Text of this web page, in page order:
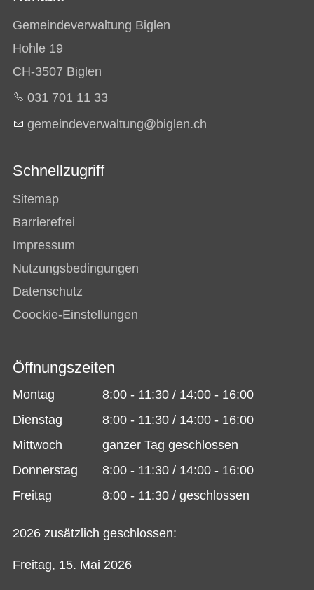
Gemeindeverwaltung Biglen
Hohle 19
CH-3507 Biglen
031 701 11 33
g m nd v rw lt ng b gl n ch
Schnellzugriff
Sitemap
Barrierefrei
Impressum
Nutzungsbedingungen
Datenschutz
Coockie-Einstellungen
Öffnungszeiten
Montag
8:00 - 11:30 / 14:00 - 16:00
Dienstag
8:00 - 11:30 / 14:00 - 16:00
Mittwoch
ganzer Tag geschlossen
Donnerstag
8:00 - 11:30 / 14:00 - 16:00
Freitag
8:00 - 11:30 / geschlossen
2026 zusätzlich geschlossen:
Freitag, 15. Mai 2026